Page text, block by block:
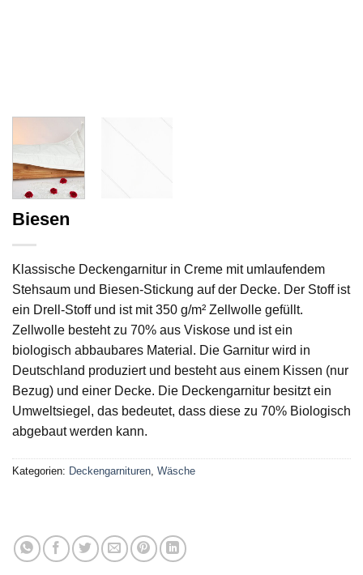
Biesen
Klassische Deckengarnitur in Creme mit umlaufendem
Stehsaum und Biesen-Stickung auf der Decke. Der Stoff ist
ein Drell-Stoff und ist mit 350 g/m² Zellwolle gefüllt.
Zellwolle besteht zu 70% aus Viskose und ist ein
biologisch abbaubares Material. Die Garnitur wird in
Deutschland produziert und besteht aus einem Kissen (nur
Bezug) und einer Decke. Die Deckengarnitur besitzt ein
Umweltsiegel, das bedeutet, dass diese zu 70% Biologisch
abgebaut werden kann.
Kategorien: Deckengarnituren, Wäsche